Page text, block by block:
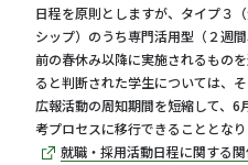
日程を原則としますが、タイプ３
シップ）のうち専門活用型（２週
前の春休み以降に実施されるもの
ると判断された学生については、
広報活動の周知期間を短縮して、
考プロセスに移行できることとなり
就職・採用活動日程に関する